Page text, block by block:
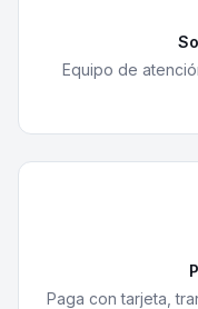
Equipo de
Paga con tarjeta,